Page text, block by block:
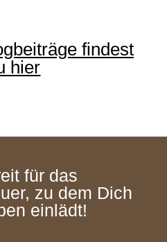
findest
hier
für das
zu dem Dich
einlädt!